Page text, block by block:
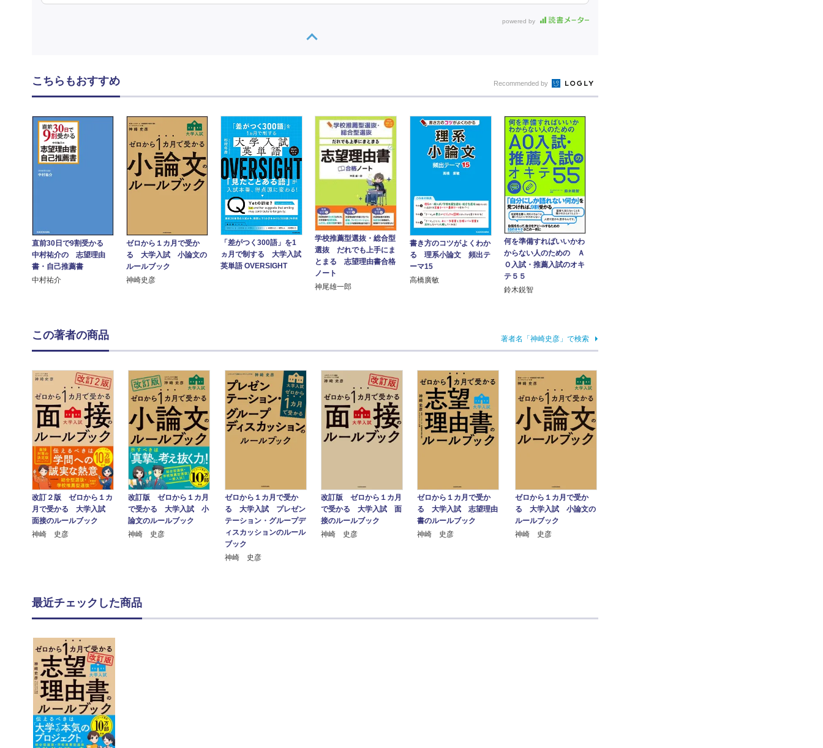
powered by
こちらもおすすめ Recommended by
直前30日で9割受かる
中村祐介の 志望理由
書・自己推薦書
中村祐介
ゼロから１カ月で受か
る 大学入試 小論文の
ルールブック
神崎史彦
「差がつく300語」を1
ヵ月で制する 大学入試
英単語 OVERSIGHT
学校推薦型選抜・総合型
選抜 だれでも上手にま
とまる 志望理由書合格
ノート
神尾雄一郎
書き方のコツがよくわか
る 理系小論文 頻出テ
ーマ15
高橋廣敏
何を準備すればいいかわ
からない人のための Ａ
Ｏ入試・推薦入試のオキ
テ５５
鈴木鋭智
この著者の商品 著者名「神崎史彦」で検索
改訂２版 ゼロから１カ
月で受かる 大学入試
面接のルールブック
神崎 史彦
改訂版 ゼロから１カ月
で受かる 大学入試 小
論文のルールブック
神崎 史彦
ゼロから１カ月で受か
る 大学入試 プレゼン
テーション・グループデ
ィスカッションのルール
ブック
神崎 史彦
改訂版 ゼロから１カ月
で受かる 大学入試 面
接のルールブック
神崎 史彦
ゼロから１カ月で受か
る 大学入試 志望理由
書のルールブック
神崎 史彦
ゼロから１カ月で受か
る 大学入試 小論文の
ルールブック
神崎 史彦
最近チェックした商品